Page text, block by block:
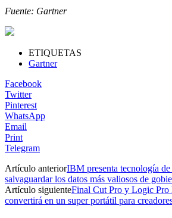
Fuente: Gartner
ETIQUETAS
Gartner
Facebook
Twitter
Pinterest
WhatsApp
Email
Print
Telegram
Artículo anteriorIBM presenta tecnología
salvaguardar los datos más valiosos de
Artículo siguienteFinal Cut Pro y Logic Pro
convertirá en un super portátil para